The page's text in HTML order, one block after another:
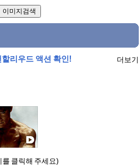
리우드 액션 확인! 더보기
클릭해 주세요)